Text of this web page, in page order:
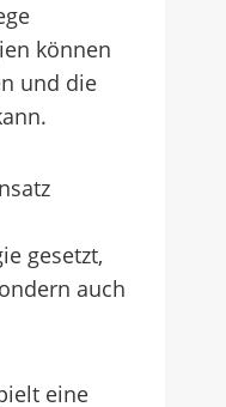
können
und die
gesetzt,
auch
eine